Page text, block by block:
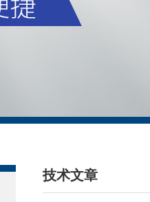
技术文章
/ TECHNICAL